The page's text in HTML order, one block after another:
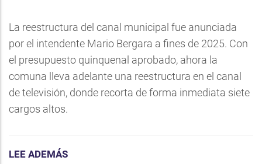
La reestructura del canal municipal fue anunciada
por el intendente Mario Bergara a fines de 2025. Con
el presupuesto quinquenal aprobado, ahora la
comuna lleva adelante una reestructura en el canal
de televisión, donde recorta de forma inmediata siete
cargos altos.
LEE ADEMÁS